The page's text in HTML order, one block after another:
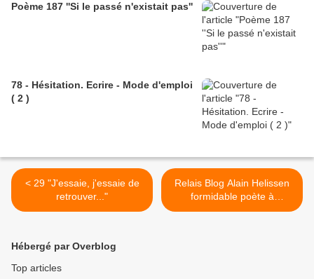
Poème 187 ''Si le passé n'existait pas''
78 - Hésitation. Ecrire - Mode d'emploi
( 2 )
< 29 "J'essaie, j'essaie de
retrouver..."
Relais Blog Alain Helissen
formidable poète à
l'imagination contemporaine
Hébergé par Overblog
Top articles